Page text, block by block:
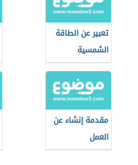
تعبير عن الطاقة
الشمسية
مقدمة إنشاء عن
العمل